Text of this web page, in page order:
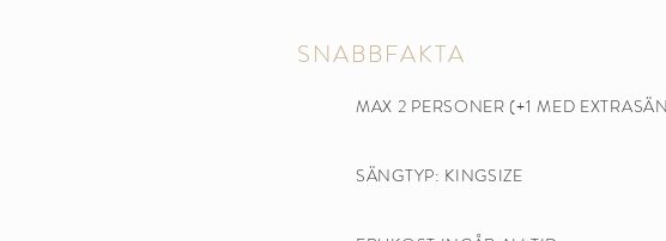
SNABBFAKTA
MAX 2 PERSONER (+1 MED
SÄNGTYP: KINGSIZE